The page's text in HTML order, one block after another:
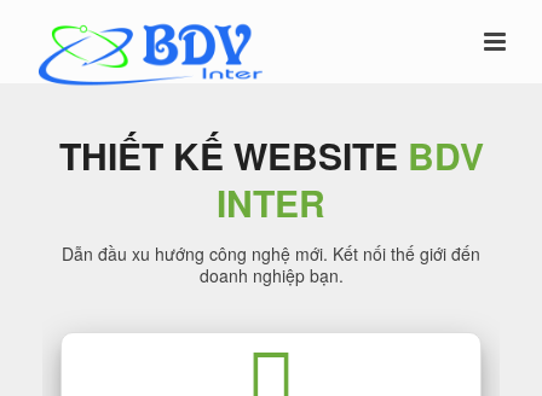
THIẾT KẾ WEBSITE BDV
INTER
Dẫn đầu xu hướng công nghệ mới. Kết nối thế giới đến
doanh nghiệp bạn.